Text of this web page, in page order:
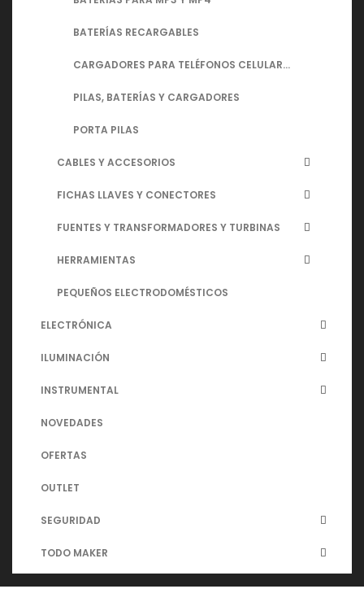
BATERÍAS RECARGABLES
CARGADORES PARA TELÉFONOS CELULARES
PILAS, BATERÍAS Y CARGADORES
PORTA PILAS
CABLES Y ACCESORIOS
FICHAS LLAVES Y CONECTORES
FUENTES Y TRANSFORMADORES Y TURBINAS
HERRAMIENTAS
PEQUEÑOS ELECTRODOMÉSTICOS
ELECTRÓNICA
ILUMINACIÓN
INSTRUMENTAL
NOVEDADES
OFERTAS
OUTLET
SEGURIDAD
TODO MAKER